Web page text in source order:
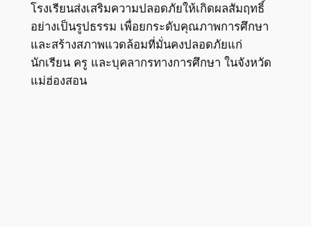
โรงเรียนส่งเสริมความปลอดภัยให้เกิดผลสัมฤทธิ์
อย่างเป็นรูปธรรม เพื่อยกระดับคุณภาพการศึกษา
และสร้างสภาพแวดล้อมที่มั่นคงปลอดภัยแก่
นักเรียน ครู และบุคลากรทางการศึกษา ในจังหวัด
แม่ฮ่องสอน